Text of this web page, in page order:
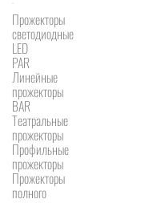
Прожекторы
светодиодные
LED
PAR
Линейные
прожекторы
BAR
Театральные
прожекторы
Профильные
прожекторы
Прожекторы
полного